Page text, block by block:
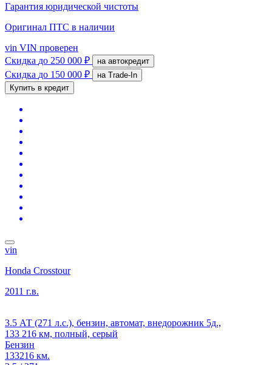
Гарантия юридической чистоты
Оригинал ПТС в наличии
vin VIN проверен
Скидка до 250 000 ₽ на автокредит
Скидка до 150 000 ₽
на Trade-In
Купить в кредит
vin
Honda Crosstour
2011 г.в.
3.5 АТ (271 л.с.), бензин, автомат, внедорожник 5д.,
133 216 км, полный, серый
Бензин
133216 км.